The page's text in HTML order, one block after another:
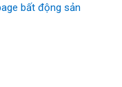
bất động sản